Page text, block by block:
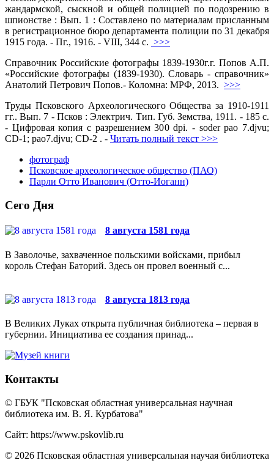
жандармской, сыскной и общей полицией по подозрению в
шпионстве : Вып. 1 : Составлено по материалам присланным
в регистрационное бюро департамента полиции по 31 декабря
1915 года. - Пг., 1916. - VIII, 344 с. >>>
Справочник Российские фотографы 1839-1930г.г. Попов А.П.
«Российские фотографы (1839-1930). Словарь - справочник»
Анатолий Петрович Попов.- Коломна: МРФ, 2013. >>>
Труды Псковского Археологического Общества за 1910-1911
гг.. Вып. 7 - Псков : Электрич. Тип. Губ. Земства, 1911. - 185 с.
- Цифровая копия с разрешением 300 dpi. - soder pao 7.djvu;
CD-1; pao7.djvu; CD-2 . - Читать полный текст >>>
фотограф
Псковское археологическое общество (ПАО)
Парли Отто Иванович (Отто-Иоганн)
Сего Дня
8 августа 1581 года
В Заволочье, захваченное польскими войсками, прибыл
король Стефан Баторий. Здесь он провел военный с...
8 августа 1813 года
В Великих Луках открыта публичная библиотека – первая в
губернии. Инициатива ее создания принад...
Контакты
© ГБУК "Псковская областная универсальная научная
библиотека им. В. Я. Курбатова"
Сайт: https://www.pskovlib.ru
© 2026 Псковская областная универсальная научая библиотека